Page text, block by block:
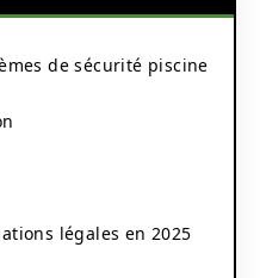
de sécurité piscine
légales en 2025